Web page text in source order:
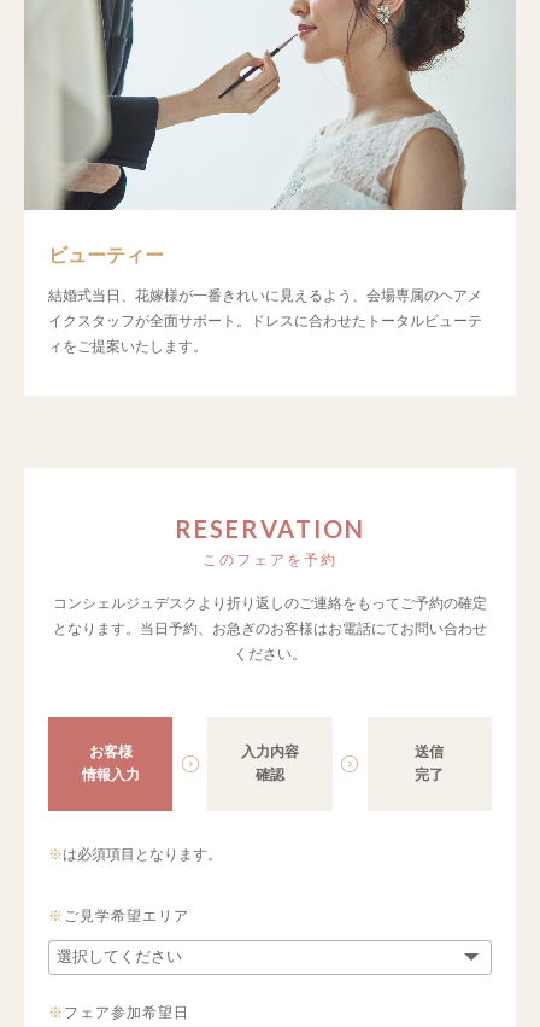
ビューティー
結婚式当日、花嫁様が一番きれいに見えるよう、会場専属のヘアメ
イクスタッフが全面サポート。ドレスに合わせたトータルビューテ
ィをご提案いたします。
RESERVATION
このフェアを予約
コンシェルジュデスクより折り返しのご連絡をもってご予約の確定
となります。 当日予約、お急ぎのお客様はお電話にてお問い合わせ
ください。
お客様
情報入力
入力内容
確認
送信
完了
※は必須項目となります。
※ ご見学希望エリア
※ フェア参加希望日